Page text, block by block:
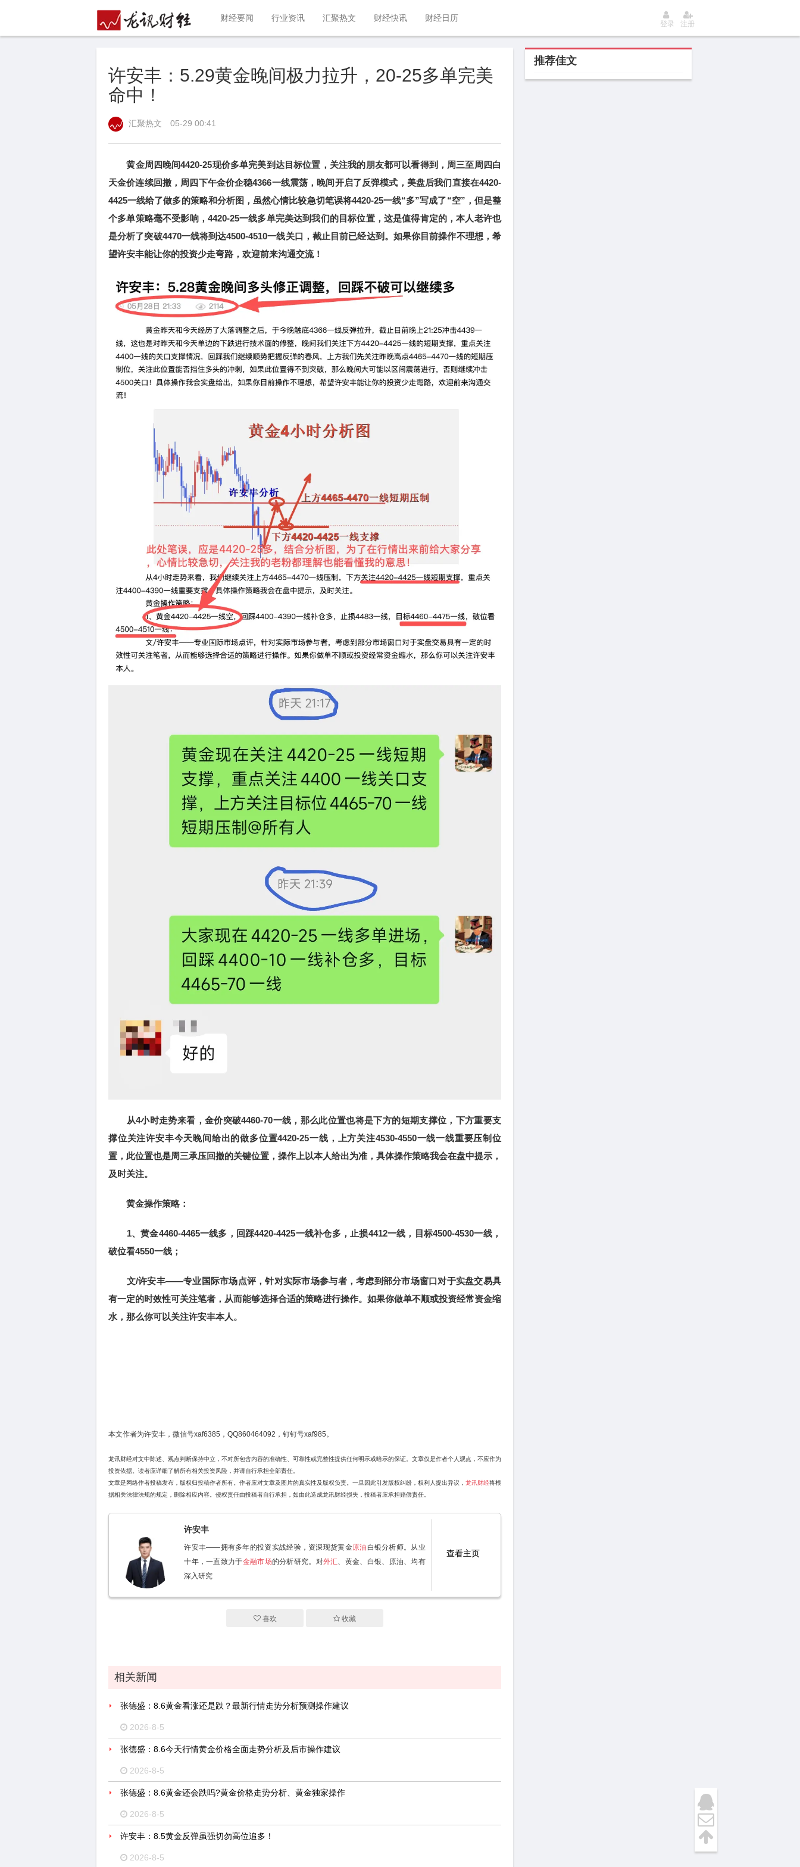
财经要闻 行业资讯 汇聚热文 财经快讯 财经日历
登录 注册
许安丰：5.29黄金晚间极力拉升，20-25多单完美
命中！
汇聚热文 05-29 00:41
黄金周四晚间4420-25现价多单完美到达目标位置，关注我的朋友都可以看得到，周三至周四白
天金价连续回撤，周四下午金价企稳4366一线震荡，晚间开启了反弹模式，美盘后我们直接在4420-
4425一线给了做多的策略和分析图，虽然心情比较急切笔误将4420-25一线“多”写成了“空”，但是整
个多单策略毫不受影响，4420-25一线多单完美达到我们的目标位置，这是值得肯定的，本人老许也
是分析了突破4470一线将到达4500-4510一线关口，截止目前已经达到。如果你目前操作不理想，希
望许安丰能让你的投资少走弯路，欢迎前来沟通交流！
从4小时走势来看，金价突破4460-70一线，那么此位置也将是下方的短期支撑位，下方重要支
撑位关注许安丰今天晚间给出的做多位置4420-25一线，上方关注4530-4550一线一线重要压制位
置，此位置也是周三承压回撤的关键位置，操作上以本人给出为准，具体操作策略我会在盘中提示，
及时关注。
黄金操作策略：
1、黄金4460-4465一线多，回踩4420-4425一线补仓多，止损4412一线，目标4500-4530一线，
破位看4550一线；
文/许安丰——专业国际市场点评，针对实际市场参与者，考虑到部分市场窗口对于实盘交易具
有一定的时效性可关注笔者，从而能够选择合适的策略进行操作。如果你做单不顺或投资经常资金缩
水，那么你可以关注许安丰本人。
本文作者为许安丰，微信号xaf6385，QQ860464092，钉钉号xaf985。
龙讯财经对文中陈述、观点判断保持中立，不对所包含内容的准确性、可靠性或完整性提供任何明示或暗示的保证。文章仅是作者个人观点，不应作为
投资依据。读者应详细了解所有相关投资风险，并请自行承担全部责任。
文章是网络作者投稿发布，版权归投稿作者所有。作者应对文章及图片的真实性及版权负责。一旦因此引发版权纠纷，权利人提出异议， 龙讯财经将根
据相关法律法规的规定，删除相应内容。侵权责任由投稿者自行承担，如由此造成龙讯财经损失，投稿者应承担赔偿责任。
许安丰
许安丰——拥有多年的投资实战经验，资深现货黄金原油 白银分析师。从业
十年，一直致力于金融市场的分析研究。对外汇、黄金、白银、原油、均有
深入研究
查看主页
喜欢 收藏
相关新闻
张德盛：8.6黄金看涨还是跌？最新行情走势分析预测操作建议
2026-8-5
张德盛：8.6今天行情黄金价格全面走势分析及后市操作建议
2026-8-5
张德盛：8.6黄金还会跌吗?黄金价格走势分析、黄金独家操作
2026-8-5
许安丰：8.5黄金反弹虽强切勿高位追多！
2026-8-5
推荐佳文